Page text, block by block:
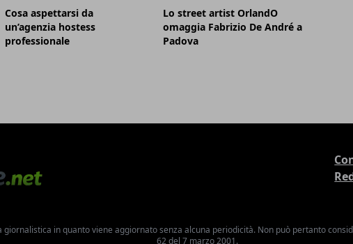
Cosa aspettarsi da
un’agenzia hostess
professionale
Lo street artist OrlandO
omaggia Fabrizio De André a
Padova
in quanto viene aggiornato senza alcuna periodicità. Non può pertanto
62 del 7 marzo 2001.